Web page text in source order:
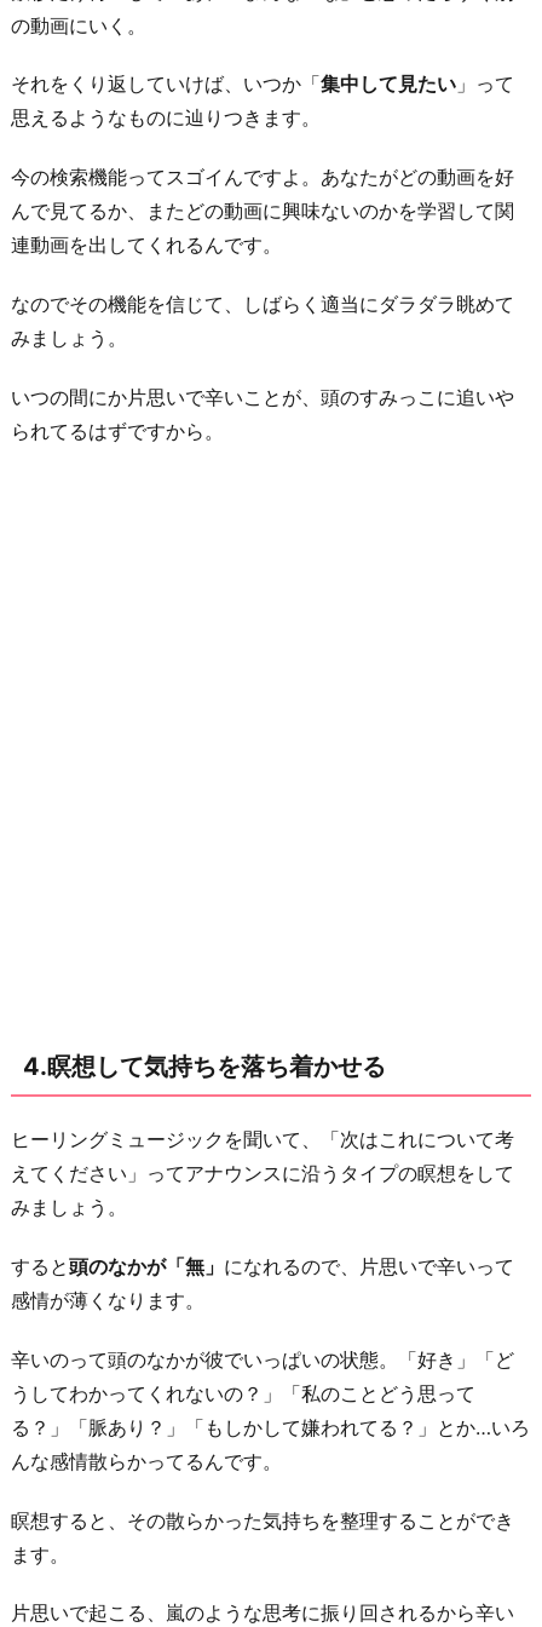
出
て
ス
レ
ス
を
る
6.
の動画にいく。
それをくり返していけば、いつか「集中して見たい 」って
思えるようなものに辿りつきます。
今の検索機能ってスゴイんですよ。あなたがどの動画を好
んで見てるか、またどの動画に興味ないのかを学習して関
連動画を出してくれるんです。
なのでその機能を信じて、しばらく適当にダラダラ眺めて
みましょう。
いつの間にか片思いで辛いことが、頭のすみっこに追いや
られてるはずですから。
4.瞑想して気持ちを落ち着かせる
ヒーリングミュージックを聞いて、「次はこれについて考
えてください」ってアナウンスに沿うタイプの瞑想をして
みましょう。
すると頭のなかが「無」 になれるので、片思いで辛いって
感情が薄くなります。
辛いのって頭のなかが彼でいっぱいの状態。「好き」「ど
うしてわかってくれないの？」「私のことどう思って
る？」「脈あり？」「もしかして嫌われてる？」とか…いろ
んな感情散らかってるんです。
瞑想すると、その散らかった気持ちを整理することができ
ます。
片思いで起こる、嵐のような思考に振り回されるから辛い